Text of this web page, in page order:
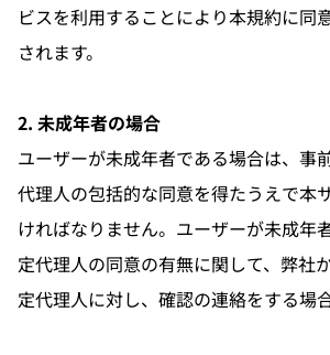
ビスを利用することにより本規約に同
されます。
2. 未成年者の場合
ユーザーが未成年者である場合は、事
代理人の包括的な同意を得たうえで本
ければなりません。ユーザーが未成年
定代理人の同意の有無に関して、弊社
定代理人に対し、確認の連絡をする場